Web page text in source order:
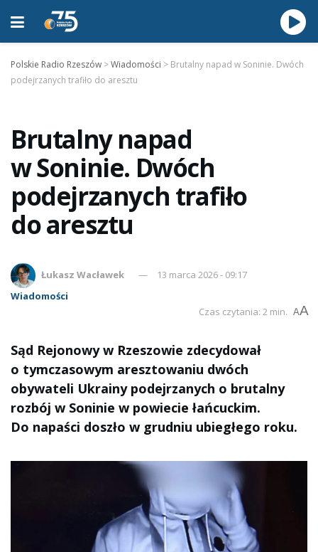
Polskie Radio Rzeszów >Wiadomości > Brutalny napad w Soninie. Dwóch
podejrzanych trafiło do aresztu
Brutalny napad
w Soninie. Dwóch
podejrzanych trafiło
do aresztu
Łukasz Wacławek
13 marca 2026 - 09:17
Wiadomości
Czas czytania: 2 min. AA
Sąd Rejonowy w Rzeszowie zdecydował
o tymczasowym aresztowaniu dwóch
obywateli Ukrainy podejrzanych o brutalny
rozbój w Soninie w powiecie łańcuckim.
Do napaści doszło w grudniu ubiegłego roku.